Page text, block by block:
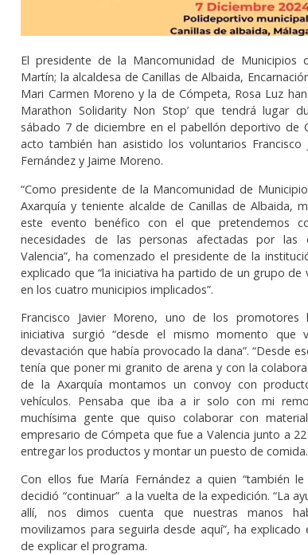
El presidente de la Mancomunidad de Municipios
Martín; la alcaldesa de Canillas de Albaida,
Mari Carmen Moreno y la de Cómpeta, Rosa Luz
Marathon Solidarity Non Stop’ que tendrá lugar
sábado 7 de diciembre en el pabellón deportivo de
acto también han asistido los voluntarios Francisco
Fernández y Jaime Moreno.
“Como presidente de la Mancomunidad de
Axarquía y teniente alcalde de Canillas de Albaida,
este evento benéfico con el que pretendemos
necesidades de las personas afectadas por las
Valencia”, ha comenzado el presidente de la
explicado que “la iniciativa ha partido de un grupo de
en los cuatro municipios implicados”.
Francisco Javier Moreno, uno de los promotores
iniciativa surgió “desde el mismo momento que
devastación que había provocado la dana”. “Desde
tenía que poner mi granito de arena y con la
de la Axarquía montamos un convoy con
vehículos. Pensaba que iba a ir solo con mi
muchísima gente que quiso colaborar con
empresario de Cómpeta que fue a Valencia junto a
entregar los productos y montar un puesto de comida.
Con ellos fue María Fernández a quien “también
decidió “continuar” a la vuelta de la expedición. “La
allí, nos dimos cuenta que nuestras manos
movilizamos para seguirla desde aquí”, ha explicado
de explicar el programa.